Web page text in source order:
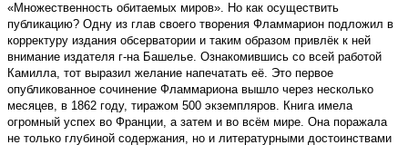
«Множественность обитаемых миров». Но как осуществить
публикацию? Одну из глав своего творения Фламмарион подложил в
корректуру издания обсерватории и таким образом привлёк к ней
внимание издателя г-на Башельe. Ознакомившись со всей работой
Камилла, тот выразил желание напечатать её. Это первое
опубликованное сочинение Фламмариона вышло через несколько
месяцев, в 1862 году, тиражом 500 экземпляров. Книга имела
огромный успех во Франции, а затем и во всём мире. Она поражала
не только глубиной содержания, но и литературными достоинствами